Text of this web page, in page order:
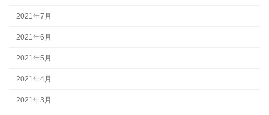
2021年7月
2021年6月
2021年5月
2021年4月
2021年3月